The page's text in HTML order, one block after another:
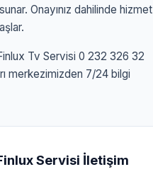
Onayınız dahilinde hizmet
Tv Servisi 0 232 326 32
merkezimizden 7/24 bilgi
Servisi İletişim